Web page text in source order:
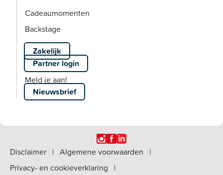
Cadeaumomenten
Backstage
Zakelijk
Partner login
Meld je aan!
Nieuwsbrief
Disclaimer | Algemene voorwaarden
|
Privacy- en cookieverklaring
|